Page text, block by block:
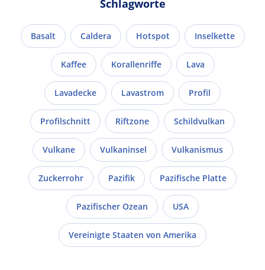
Schlagworte
Basalt Caldera Hotspot Inselkette
Kaffee Korallenriffe Lava
Lavadecke Lavastrom Profil
Profilschnitt Riftzone Schildvulkan
Vulkane Vulkaninsel Vulkanismus
Zuckerrohr Pazifik Pazifische Platte
Pazifischer Ozean USA
Vereinigte Staaten von Amerika